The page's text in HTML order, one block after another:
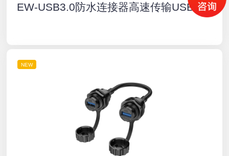
EW-USB3.0防水连接器高速传输USB双互锁公头接插件IP67户外航空插头插座
NEW